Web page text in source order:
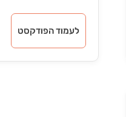
לעמוד הפודקסט